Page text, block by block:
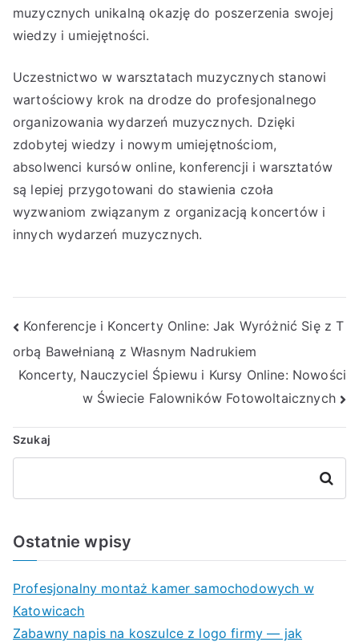
muzycznych unikalną okazję do poszerzenia swojej
wiedzy i umiejętności.
Uczestnictwo w warsztatach muzycznych stanowi
wartościowy krok na drodze do profesjonalnego
organizowania wydarzeń muzycznych. Dzięki
zdobytej wiedzy i nowym umiejętnościom,
absolwenci kursów online, konferencji i warsztatów
są lepiej przygotowani do stawienia czoła
wyzwaniom związanym z organizacją koncertów i
innych wydarzeń muzycznych.
Nawigacja
wpisu
Konferencje i Koncerty Online: Jak Wyróżnić Się z T
orbą Bawełnianą z Własnym Nadrukiem
Koncerty, Nauczyciel Śpiewu i Kursy Online: Nowości
w Świecie Falowników Fotowoltaicznych
Szukaj
Szukaj
Ostatnie wpisy
Profesjonalny montaż kamer samochodowych w
Katowicach
Zabawny napis na koszulce z logo firmy — jak